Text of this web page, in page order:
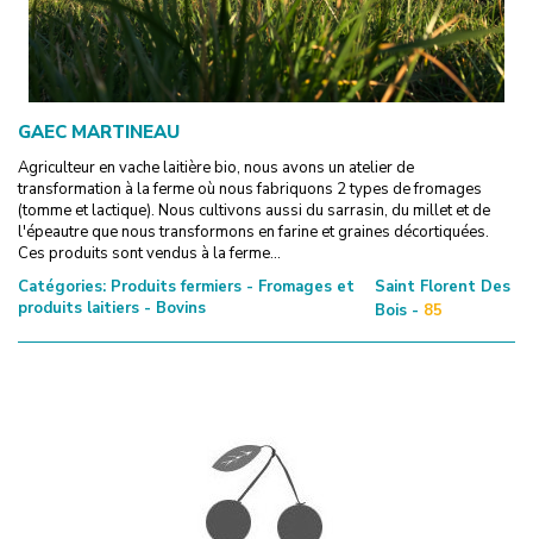
GAEC MARTINEAU
Agriculteur en vache laitière bio, nous avons un atelier de
transformation à la ferme où nous fabriquons 2 types de fromages
(tomme et lactique). Nous cultivons aussi du sarrasin, du millet et de
l'épeautre que nous transformons en farine et graines décortiquées.
Ces produits sont vendus à la ferme...
Catégories: Produits fermiers - Fromages et
produits laitiers - Bovins
Saint Florent Des
Bois - 85